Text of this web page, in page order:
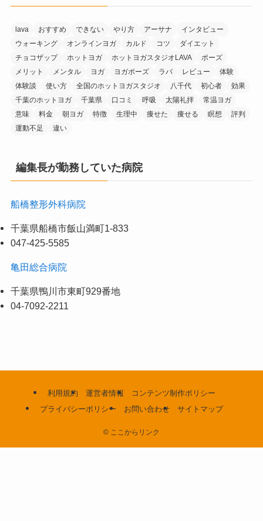
lava おすすめ できない やり方 アーサナ
インタビュー
ウォーキング
オンラインヨガ カルド コツ
ダイエット
チョコザップ
ホットヨガ ホットヨガスタジオLAVA
ポーズ
メリット
メンタル ヨガ ヨガポーズ ラバ レビュー
体験
体験談
使い方 全国のホットヨガスタジオ 八千代 初心者
効果
千葉のホットヨガ
千葉県 口コミ 呼吸 太陽礼拝
常温ヨガ
意味
料金 朝ヨガ 特徴 生理中 痩せた 痩せる 瞑想
評判
運動不足
違い
編集長が勤務していた病院
船橋整形外科病院
千葉県船橋市飯山満町1-833
047-425-5585
亀田総合病院
千葉県鴨川市東町929番地
04-7092-2211
利用規約 運営者情報
コンテンツ制作ポリシー
プライバシーポリシー
お問い合わせ サイトマップ
© ここからリンク